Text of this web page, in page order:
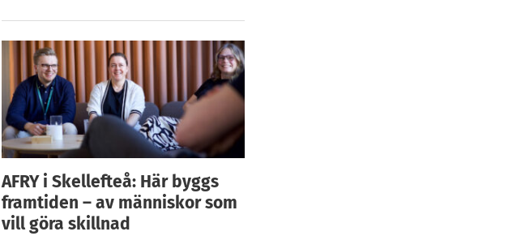
AFRY i Skellefteå: Här byggs
framtiden – av människor som
vill göra skillnad